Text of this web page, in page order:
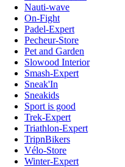
Nauti-wave
On-Fight
Padel-Expert
Pecheur-Store
Pet and Garden
Slowood Interior
Smash-Expert
Sneak'In
Sneakids
Sport is good
Trek-Expert
Triathlon-Expert
TripnBikers
Vélo-Store
Winter-Expert